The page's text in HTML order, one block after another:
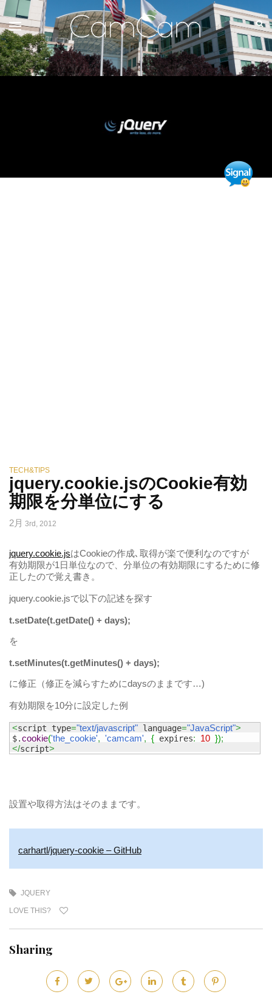
TECH&TIPS
jquery.cookie.jsのCookie有効
期限を分単位にする
2月 3rd, 2012
jquery.cookie.jsはCookieの作成､取得が楽で便利なのですが
有効期限が1日単位なので、分単位の有効期限にするために修
正したので覚え書き。
jquery.cookie.jsで以下の記述を探す
t.setDate(t.getDate() + days);
を
t.setMinutes(t.getMinutes() + days);
に修正（修正を減らすためにdaysのままです…)
有効期限を10分に設定した例
<script type="text/javascript" language="JavaScript">
$.cookie('the_cookie', 'camcam', { expires: 10 });
</script>
設置や取得方法はそのままです。
carhartl/jquery-cookie – GitHub
JQUERY
LOVE THIS?
Sharing